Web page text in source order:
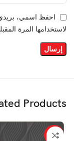
احفظ اسمي، بريدي
لاستخدامها المرة
Products
-14%